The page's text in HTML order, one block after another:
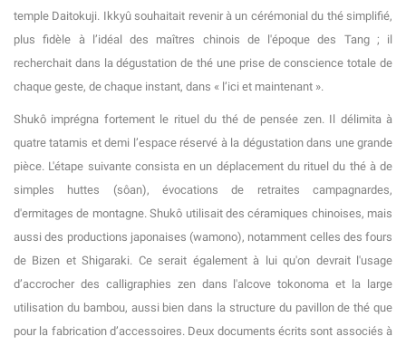
temple Daitokuji. Ikkyû souhaitait revenir à un cérémonial du thé simplifié,
plus fidèle à l’idéal des maîtres chinois de l'époque des Tang ; il
recherchait dans la dégustation de thé une prise de conscience totale de
chaque geste, de chaque instant, dans « l’ici et maintenant ».
Shukô imprégna fortement le rituel du thé de pensée zen. Il délimita à
quatre tatamis et demi l’espace réservé à la dégustation dans une grande
pièce. L'étape suivante consista en un déplacement du rituel du thé à de
simples huttes (sôan), évocations de retraites campagnardes,
d'ermitages de montagne. Shukô utilisait des céramiques chinoises, mais
aussi des productions japonaises (wamono), notamment celles des fours
de Bizen et Shigaraki. Ce serait également à lui qu'on devrait l'usage
d’accrocher des calligraphies zen dans l'alcove tokonoma et la large
utilisation du bambou, aussi bien dans la structure du pavillon de thé que
pour la fabrication d’accessoires. Deux documents écrits sont associés à